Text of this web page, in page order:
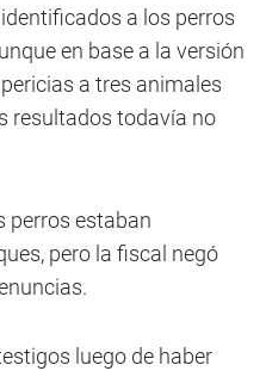
a los perros
en base a la versión
a tres animales
resultados todavía no
perros estaban
pero la fiscal negó
luego de haber